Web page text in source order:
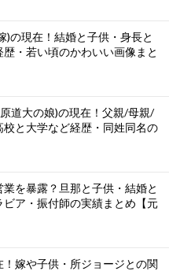
)の現在！結婚と子供・身長と
・若い頃のかわいい画像まと
道大の娘)の現在！父親/母親/
と大学など経歴・同姓同名の
を暴露？旦那と子供・結婚と
ア・振付師の実績まとめ【元
嫁や子供・所ジョージとの関